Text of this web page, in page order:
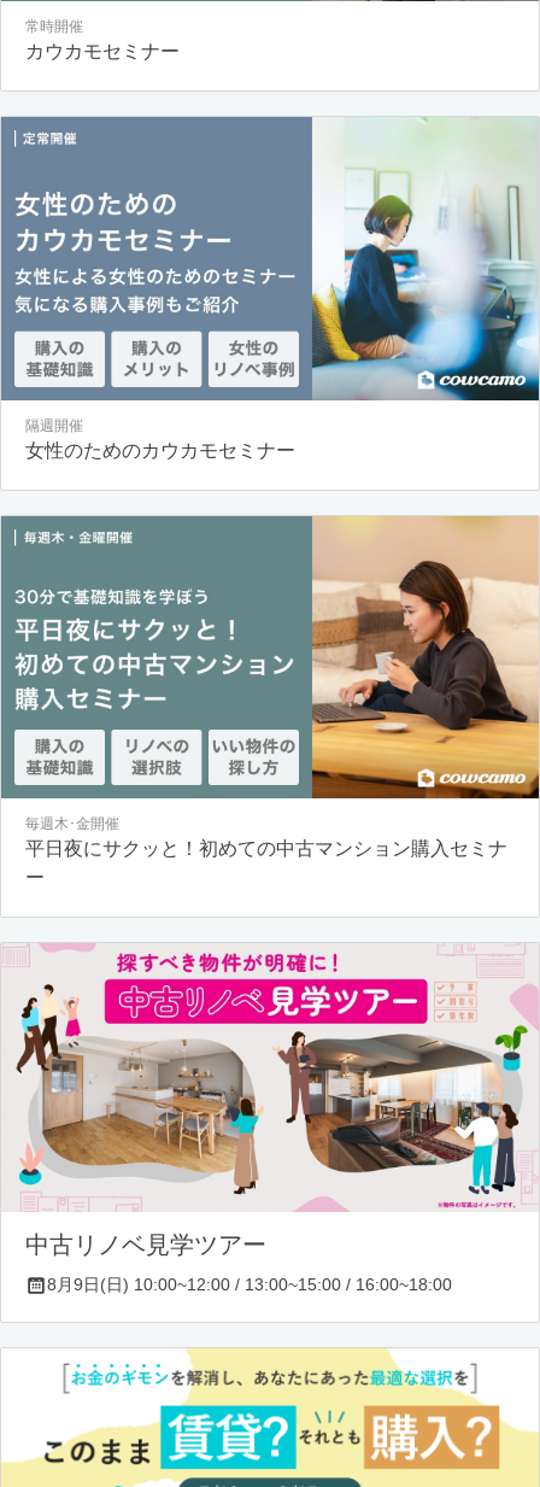
常時開催
カウカモセミナー
隔週開催
女性のためのカウカモセミナー
毎週木･金開催
平日夜にサクッと！初めての中古マンション購入セミナ
ー
中古リノベ見学ツアー
8月9日(日) 10:00~12:00 / 13:00~15:00 / 16:00~18:00